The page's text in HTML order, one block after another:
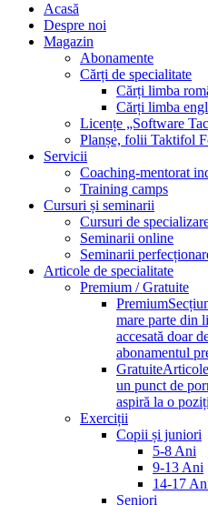
Acasă
Despre noi
Magazin
Abonamente
Cărți de specialitate
Cărți limba
Cărți limba
Licențe „Software
Planșe, folii Taktifol
Servicii
Coaching-mentorat
Training camps
Cursuri și seminarii
Cursuri de
Seminarii online
Seminarii
Articole de specialitate
Premium / Gratuite
Premium
mare parte din
accesată doar
abonamentul
Gratuite
un punct de
aspiră la o
Exerciții
Copii și juniori
5-8 Ani
9-13 Ani
14-17
Seniori